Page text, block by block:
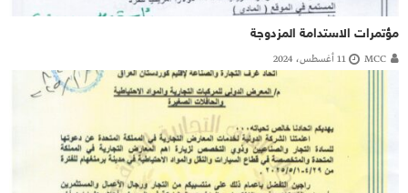
مؤتمرات الاستدامة المزدوجة
MCC 11 أغسطس، 2024